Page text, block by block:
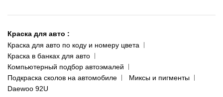
093 611-39-23
(ориентир: Интайм №40)
Одесса
пр-т Акад. Глушко, 29
066 554-97-70
Доставка и оплата
Сотрудничество
Наши публикации
Публичная оферта
Политика конфиденциальности
Краска для авто :
Краска для авто по коду и номеру цвета
Краска в банках для авто
Компьютерный подбор автоэмалей
Подкраска сколов на автомобиле
Миксы и пигменты
Daewoo 92U